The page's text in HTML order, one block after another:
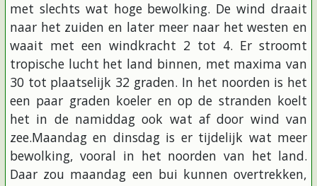
met slechts wat hoge bewolking. De wind draait
naar het zuiden en later meer naar het westen en
waait met een windkracht 2 tot 4. Er stroomt
tropische lucht het land binnen, met maxima van
30 tot plaatselijk 32 graden. In het noorden is het
een paar graden koeler en op de stranden koelt
het in de namiddag ook wat af door wind van
zee.Maandag en dinsdag is er tijdelijk wat meer
bewolking, vooral in het noorden van het land.
Daar zou maandag een bui kunnen overtrekken,